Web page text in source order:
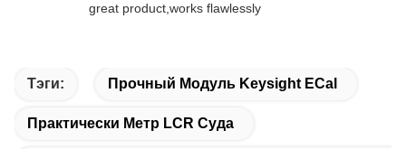
great product,works flawlessly
Тэги: Прочный Модуль Keysight ECal
Практически Метр LCR Суда